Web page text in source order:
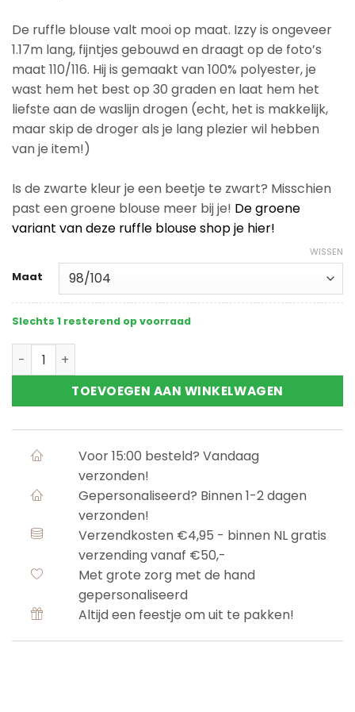
De ruffle blouse valt mooi op maat. Izzy is ongeveer
1.17m lang, fijntjes gebouwd en draagt op de foto’s
maat 110/116. Hij is gemaakt van 100% polyester, je
wast hem het best op 30 graden en laat hem het
liefste aan de waslijn drogen (echt, het is makkelijk,
maar skip de droger als je lang plezier wil hebben
van je item!)
Is de zwarte kleur je een beetje te zwart? Misschien
past een groene blouse meer bij je! De groene
variant van deze ruffle blouse shop je hier!
Maat
WISSEN
Slechts 1 resterend op voorraad
Ruffle blouse - zwart aantal
TOEVOEGEN AAN WINKELWAGEN
Voor 15:00 besteld? Vandaag
verzonden!
Gepersonaliseerd? Binnen 1-2 dagen
verzonden!
Verzendkosten €4,95 - binnen NL gratis
verzending vanaf €50,-
Met grote zorg met de hand
gepersonaliseerd
Altijd een feestje om uit te pakken!